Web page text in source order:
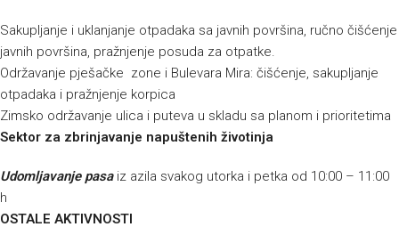
Sakupljanje i uklanjanje otpadaka sa javnih površina, ručno čišćenje
javnih površina, pražnjenje posuda za otpatke.
Održavanje pješačke zone i Bulevara Mira: čišćenje, sakupljanje
otpadaka i pražnjenje korpica
Zimsko održavanje ulica i puteva u skladu sa planom i prioritetima
Sektor za zbrinjavanje napuštenih životinja
Udomljavanje pasaiz azila svakog utorka i petka od 10:00 – 11:00
h
OSTALE AKTIVNOSTI